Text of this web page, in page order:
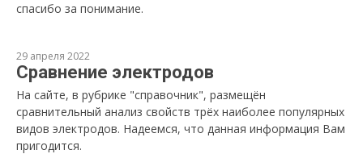
спасибо за понимание.
29 апреля 2022
Сравнение электродов
На сайте, в рубрике "справочник", размещён
сравнительный анализ свойств трёх наиболее популярных
видов электродов. Надеемся, что данная информация Вам
пригодится.